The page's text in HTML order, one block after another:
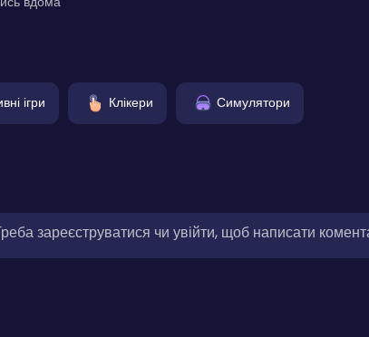
ігри Клікери Симулятори
зареєструватися чи увійти, щоб написати